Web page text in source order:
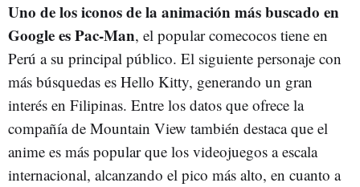
Uno de los iconos de la animación más buscado en
Google es Pac-Man, el popular comecocos tiene en
Perú a su principal público. El siguiente personaje con
más búsquedas es Hello Kitty, generando un gran
interés en Filipinas. Entre los datos que ofrece la
compañía de Mountain View también destaca que el
anime es más popular que los videojuegos a escala
internacional, alcanzando el pico más alto, en cuanto a